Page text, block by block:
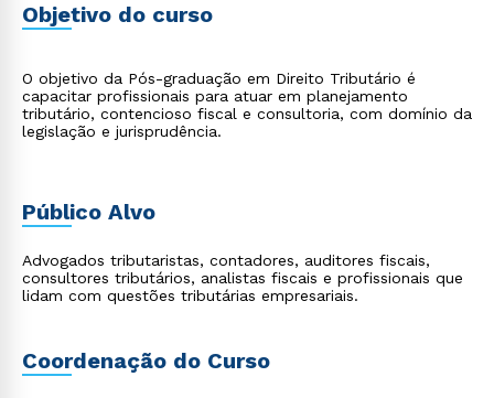
Objetivo do curso
O objetivo da Pós-graduação em Direito Tributário é
capacitar profissionais para atuar em planejamento
tributário, contencioso fiscal e consultoria, com domínio da
legislação e jurisprudência.
Público Alvo
Advogados tributaristas, contadores, auditores fiscais,
consultores tributários, analistas fiscais e profissionais que
lidam com questões tributárias empresariais.
Coordenação do Curso